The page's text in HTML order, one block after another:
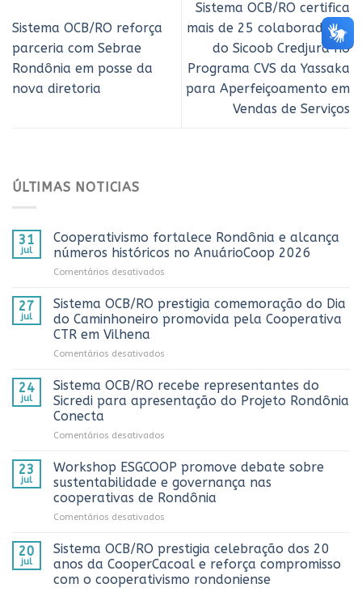
Sistema OCB/RO reforça
parceria com Sebrae
Rondônia em posse da
nova diretoria
Sistema OCB/RO certifica
mais de 25 colaboradores
do Sicoob Credjurd no
Programa CVS da Yassaka
para Aperfeiçoamento em
Vendas de Serviços
ÚLTIMAS NOTICIAS
31
jul
Cooperativismo fortalece Rondônia e alcança
números históricos no AnuárioCoop 2026
Comentários desativados
fortalece
Rondônia
e
no
AnuárioCoop
2026
27
jul
Sistema OCB/RO prestigia comemoração do Dia
do Caminhoneiro promovida pela Cooperativa
CTR em Vilhena
Comentários desativados
OCB/RO
prestigia
comemoração
Caminhoneiro
promovida
pela
Cooperativa
Vilhena
24
jul
Sistema OCB/RO recebe representantes do
Sicredi para apresentação do Projeto Rondônia
Conecta
Comentários desativados
OCB/RO
recebe
representantes
do
apresentação
Projeto
Rondônia
23
jul
Workshop ESGCOOP promove debate sobre
sustentabilidade e governança nas
cooperativas de Rondônia
Comentários desativados
ESGCOOP
promove
debate
sobre
20
jul
Sistema OCB/RO prestigia celebração dos 20
anos da CooperCacoal e reforça compromisso
com o cooperativismo rondoniense